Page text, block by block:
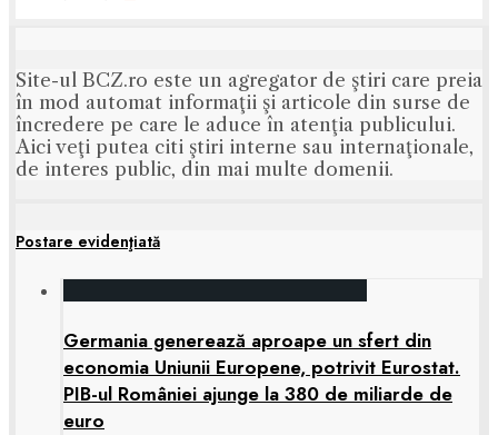
Site-ul BCZ.ro este un agregator de ştiri care preia
în mod automat informaţii şi articole din surse de
încredere pe care le aduce în atenţia publicului.
Aici veţi putea citi ştiri interne sau internaţionale,
de interes public, din mai multe domenii.
Postare evidenţiată
Germania generează aproape un sfert din
economia Uniunii Europene, potrivit Eurostat.
PIB-ul României ajunge la 380 de miliarde de
euro